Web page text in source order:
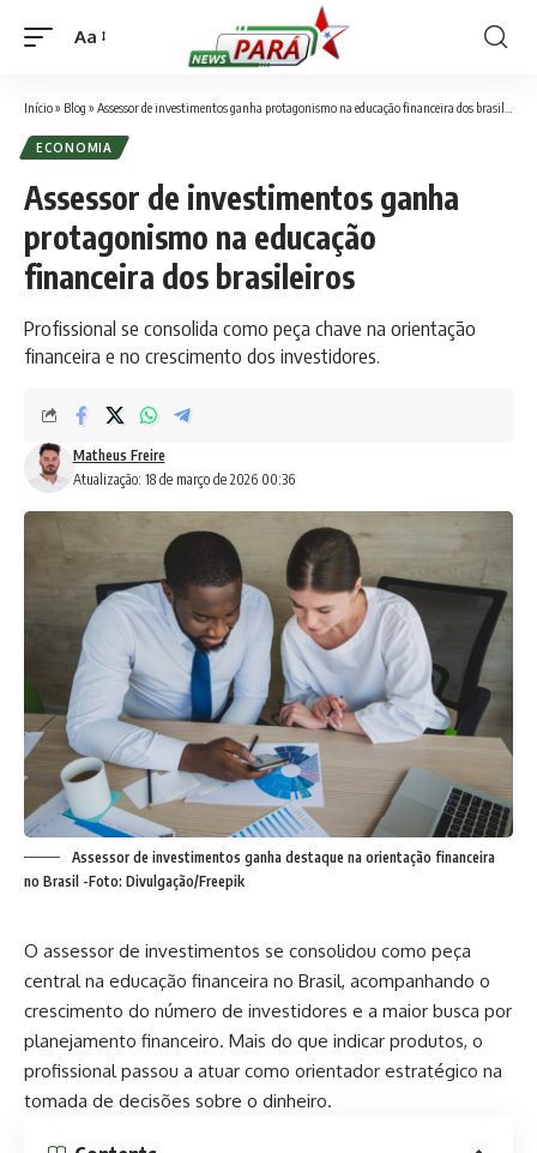
Font
Aa
Início» Blog » Assessor de investimentos ganha protagonismo na educação financeira dos brasileiros
ECONOMIA
Assessor de investimentos ganha
protagonismo na educação
financeira dos brasileiros
Profissional se consolida como peça chave na orientação
financeira e no crescimento dos investidores.
Atualização: 18 de março de 2026 00:36
Matheus Freire
Assessor de investimentos ganha destaque na orientação financeira
no Brasil -Foto: Divulgação/Freepik
O assessor de investimentos se consolidou como peça
central na educação financeira no Brasil, acompanhando o
crescimento do número de investidores e a maior busca por
planejamento financeiro. Mais do que indicar produtos, o
profissional passou a atuar como orientador estratégico na
tomada de decisões sobre o dinheiro.